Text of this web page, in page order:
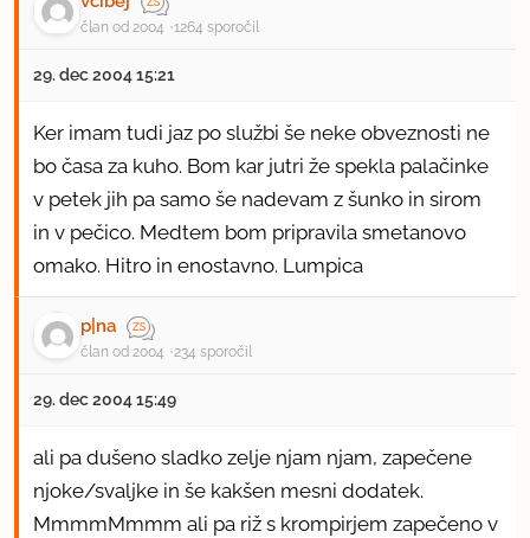
član od 2004 1264 sporočil
29. dec 2004 15:21
Ker imam tudi jaz po službi še neke obveznosti ne
bo časa za kuho. Bom kar jutri že spekla palačinke
v petek jih pa samo še nadevam z šunko in sirom
in v pečico. Medtem bom pripravila smetanovo
omako. Hitro in enostavno. Lumpica
p|na
član od 2004 234 sporočil
29. dec 2004 15:49
ali pa dušeno sladko zelje njam njam, zapečene
njoke/svaljke in še kakšen mesni dodatek.
MmmmMmmm ali pa riž s krompirjem zapečeno v